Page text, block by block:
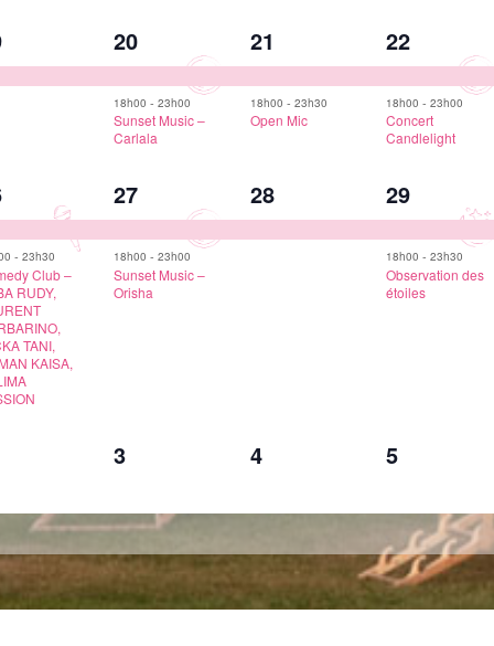
2
évènements,
20
18h00-23h00
Sunset Music –
Carlala
2
évènements,
21
18h00 - 23h30
Open Mic
2
22
18h00-23h00
Concert
Candlelight
- 23h30
Club –
RUDY,
TANI,
KAISA,
2
évènements,
27
18h00-23h00
Sunset Music –
Orisha
1
évènement,
28
2
29
18h00-23h30
Observation des
étoiles
0
3
0
4
0
5